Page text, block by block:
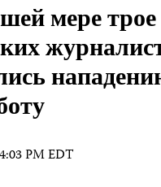
мере трое
PM EDT